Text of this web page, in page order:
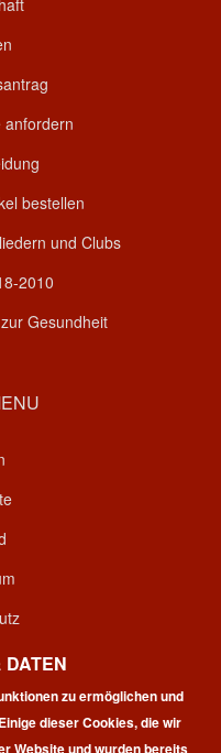
anfordern
bestellen
und Clubs
2010
Gesundheit
DATEN
zu ermöglichen und
dieser Cookies, die wir
Website und wurden bereits